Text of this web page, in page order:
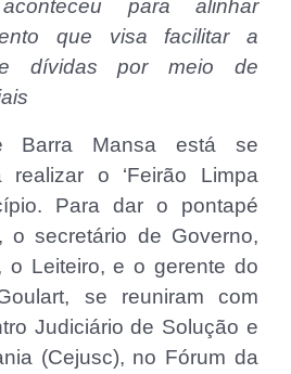
para alinhar
que visa facilitar a
dívidas por meio de
Barra Mansa está se
realizar o ‘Feirão Limpa
Para dar o pontapé
o secretário de Governo,
o Leiteiro, e o gerente do
se reuniram com
Judiciário de Solução e
(Cejusc), no Fórum da